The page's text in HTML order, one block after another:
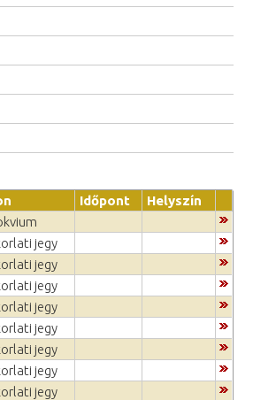
Időpont
Helyszín
jegy
jegy
jegy
jegy
jegy
jegy
jegy
jegy